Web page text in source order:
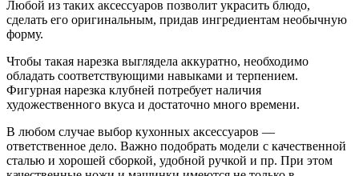
Любой из таких аксессуаров позволит украсить блюдо,
сделать его оригинальным, придав ингредиентам необычную
форму.
Чтобы такая нарезка выглядела аккуратно, необходимо
обладать соответствующими навыками и терпением.
Фигурная нарезка клубней потребует наличия
художественного вкуса и достаточно много времени.
В любом случае выбор кухонных аксессуаров —
ответственное дело. Важно подобрать модели с качественной
сталью и хорошей сборкой, удобной ручкой и пр. При этом